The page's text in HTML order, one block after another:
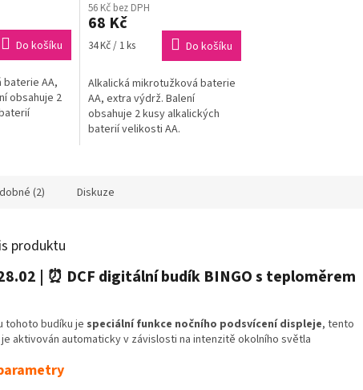
Do košíku
baterie AA,
obsahuje 2
56 Kč bez DPH
68 Kč
Měrná
34 Kč / 1 ks Do košíku
Alkalická mikrotužková baterie
AA, extra výdrž. Balení
obsahuje 2 kusy alkalických
baterií velikosti AA.
(2) Diskuze
produktu
| ⏰ DCF digitální budík BINGO s teploměrem
tohoto budíku je speciální funkce nočního podsvícení displeje, tento
je aktivován automaticky v závislosti na intenzitě okolního světla